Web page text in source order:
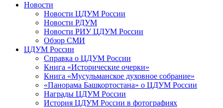
Новости
Новости ЦДУМ России
Новости РДУМ
Новости РИУ ЦДУМ России
Обзор СМИ
ЦДУМ России
Справка о ЦДУМ России
Книга «Исторические очерки»
Книга «Мусульманское духовное собрание»
«Панорама Башкортостана» о ЦДУМ России
Награды ЦДУМ России
История ЦДУМ России в фотографиях